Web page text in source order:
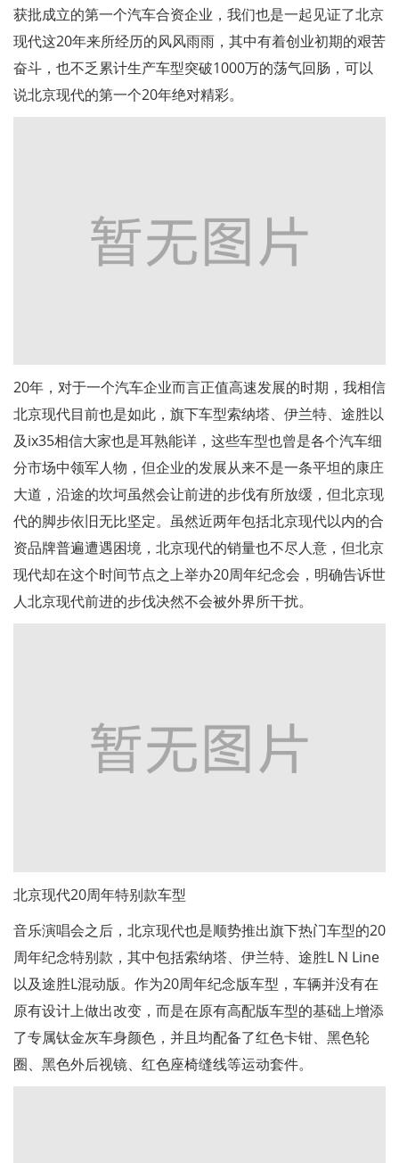
获批成立的第一个汽车合资企业，我们也是一起见证了北京
现代这20年来所经历的风风雨雨，其中有着创业初期的艰苦
奋斗，也不乏累计生产车型突破1000万的荡气回肠，可以
说北京现代的第一个20年绝对精彩。
20年，对于一个汽车企业而言正值高速发展的时期，我相信
北京现代目前也是如此，旗下车型索纳塔、伊兰特、途胜以
及ix35相信大家也是耳熟能详，这些车型也曾是各个汽车细
分市场中领军人物，但企业的发展从来不是一条平坦的康庄
大道，沿途的坎坷虽然会让前进的步伐有所放缓，但北京现
代的脚步依旧无比坚定。虽然近两年包括北京现代以内的合
资品牌普遍遭遇困境，北京现代的销量也不尽人意，但北京
现代却在这个时间节点之上举办20周年纪念会，明确告诉世
人北京现代前进的步伐决然不会被外界所干扰。
北京现代20周年特别款车型
音乐演唱会之后，北京现代也是顺势推出旗下热门车型的20
周年纪念特别款，其中包括索纳塔、伊兰特、途胜L N Line
以及途胜L混动版。作为20周年纪念版车型，车辆并没有在
原有设计上做出改变，而是在原有高配版车型的基础上增添
了专属钛金灰车身颜色，并且均配备了红色卡钳、黑色轮
圈、黑色外后视镜、红色座椅缝线等运动套件。